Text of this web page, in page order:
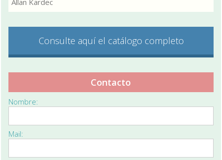
Allan Kardec
Consulte aquí el catálogo completo
Contacto
Nombre:
Mail: